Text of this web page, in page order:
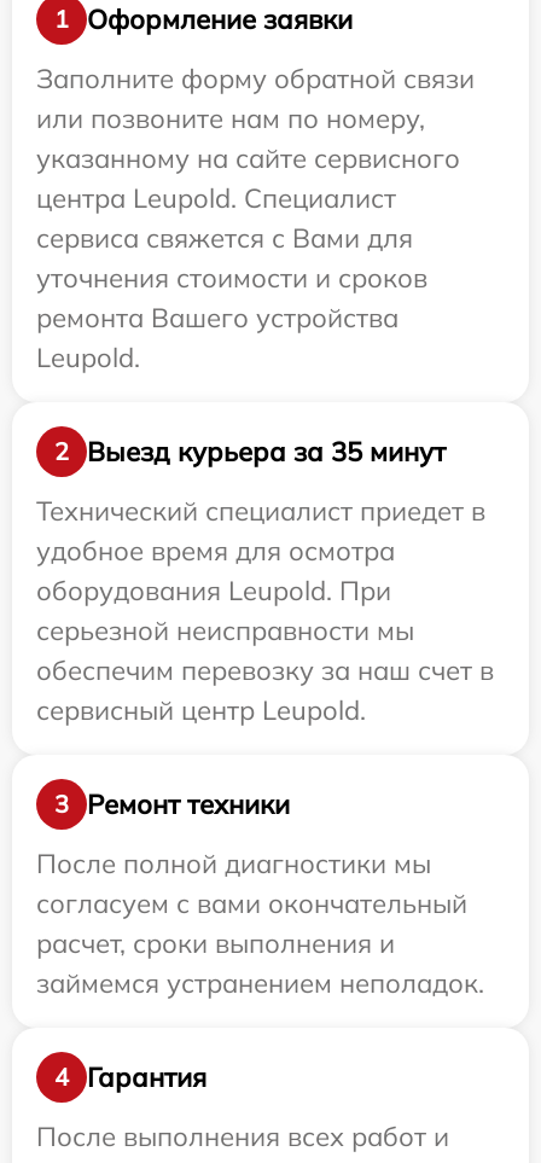
1
Оформление заявки
Заполните форму обратной связи
или позвоните нам по номеру,
указанному на сайте сервисного
центра Leupold. Специалист
сервиса свяжется с Вами для
уточнения стоимости и сроков
ремонта Вашего устройства
Leupold.
2
Выезд курьера за 35 минут
Технический специалист приедет в
удобное время для осмотра
оборудования Leupold. При
серьезной неисправности мы
обеспечим перевозку за наш счет в
сервисный центр Leupold.
3
Ремонт техники
После полной диагностики мы
согласуем с вами окончательный
расчет, сроки выполнения и
займемся устранением неполадок.
4
Гарантия
После выполнения всех работ и